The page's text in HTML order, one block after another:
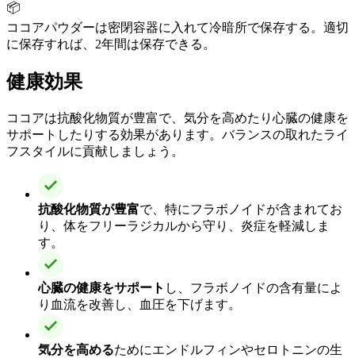
📦
ココアパウダーは密閉容器に入れて冷暗所で保存する。適切
に保存すれば、2年間は保存できる。
健康効果
ココアは抗酸化物質が豊富で、気分を高めたり心臓の健康を
サポートしたりする効果があります。バランスの取れたライ
フスタイルに貢献しましょう。
抗酸化物質が豊富で、特にフラボノイドが含まれてお
り、体をフリーラジカルから守り、炎症を軽減しま
す。
心臓の健康をサポート し、フラボノイドの含有量によ
り血流を改善し、血圧を下げます。
気分を高めるためにエンドルフィンやセロトニンの生